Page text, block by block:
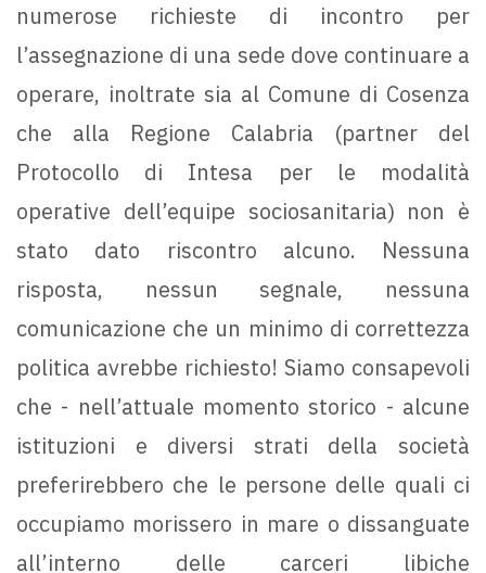
numerose richieste di incontro per
l’assegnazione di una sede dove continuare a
operare, inoltrate sia al Comune di Cosenza
che alla Regione Calabria (partner del
Protocollo di Intesa per le modalità
operative dell’equipe sociosanitaria) non è
stato dato riscontro alcuno. Nessuna
risposta, nessun segnale, nessuna
comunicazione che un minimo di correttezza
politica avrebbe richiesto! Siamo consapevoli
che - nell’attuale momento storico - alcune
istituzioni e diversi strati della società
preferirebbero che le persone delle quali ci
occupiamo morissero in mare o dissanguate
all’interno delle carceri libiche